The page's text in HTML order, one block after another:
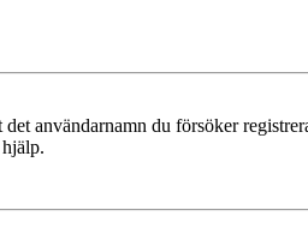
användarnamn du försöker